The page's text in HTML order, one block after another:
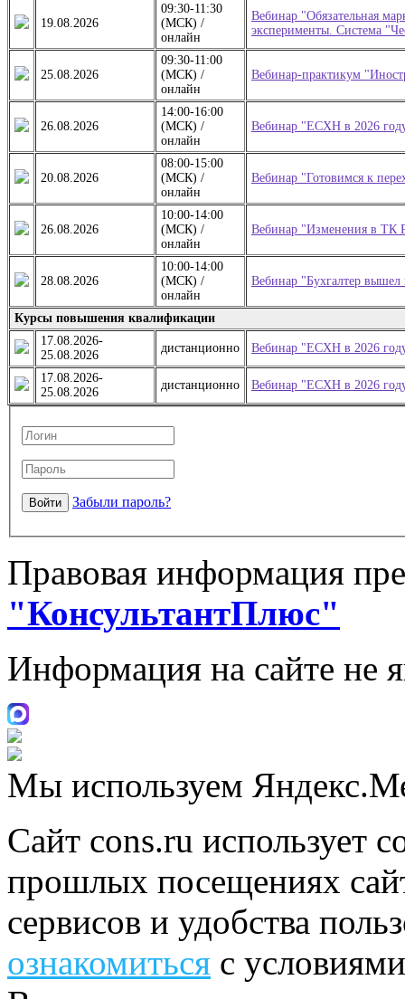
19.08.2026
09:30-11:30
(МСК) /
онлайн
Вебинар "Обязательная
эксперименты. Система
25.08.2026
09:30-11:00
(МСК) /
онлайн
Вебинар-практикум
26.08.2026
14:00-16:00
(МСК) /
онлайн
Вебинар "ЕСХН в 2026
20.08.2026
08:00-15:00
(МСК) /
онлайн
Вебинар "Готовимся к
26.08.2026
10:00-14:00
(МСК) /
онлайн
Вебинар "Изменения в ТК
28.08.2026
10:00-14:00
(МСК) /
онлайн
Вебинар "Бухгалтер
Курсы повышения квалификации
17.08.2026-
25.08.2026
дистанционно Вебинар "ЕСХН в 2026
17.08.2026-
25.08.2026
дистанционно Вебинар "ЕСХН в 2026
Забыли пароль?
Правовая информация
"КонсультантПлюс"
Информация на сайте не
Мы используем
Сайт cons.ru использует
прошлых посещениях
сервисов и удобства
ознакомиться с